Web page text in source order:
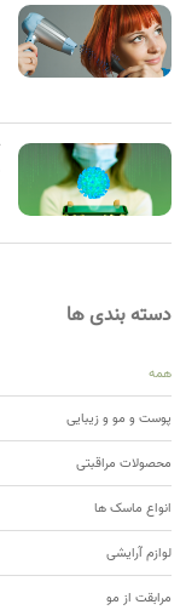
دسته بندی ها
همه
پوست و مو و زیبایی
محصولات مراقبتی
انواع ماسک ها
لوازم آرایشی
مرابقت از مو